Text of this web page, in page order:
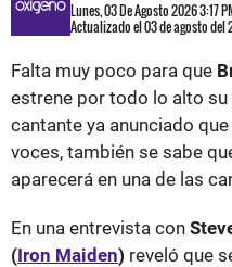
Lunes, 03 De Agosto 2026 3:17
Actualizado el 03 de agosto del
Falta muy poco para que
estrene por todo lo alto su
cantante ya anunciado
voces, también se sabe
aparecerá en una de las
En una entrevista con
(Iron Maiden) reveló que